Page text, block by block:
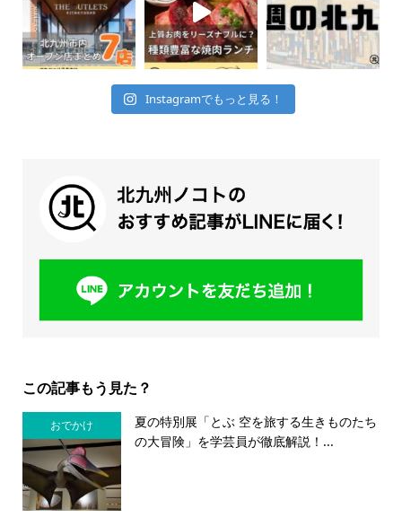
Instagramでもっと見る！
この記事もう見た？
おでかけ
夏の特別展「とぶ 空を旅する生きものたち
の大冒険」を学芸員が徹底解説！...